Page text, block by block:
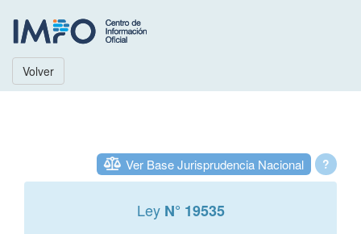
Volver
?
Ver Base Jurisprudencia Nacional
Ley N° 19535